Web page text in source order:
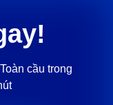
cầu trong